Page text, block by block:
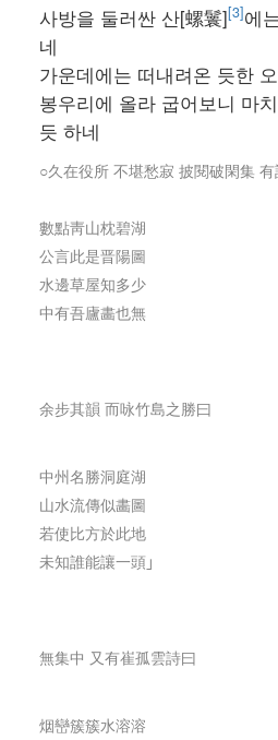
사방을 둘러싼 산[螺鬟][3]에
네
가운데에는 떠내려온 듯한
봉우리에 올라 굽어보니 마
듯 하네
○久在役所 不堪愁寂 披閱破閑集 有
數點靑山枕碧湖
公言此是晋陽圖
水邊草屋知多少
中有吾廬畵也無
余步其韻 而咏竹島之勝曰
中州名勝洞庭湖
山水流傳似畵圖
若使比方於此地
未知誰能讓一頭｣
無集中 又有崔孤雲詩曰
烟巒簇簇水溶溶